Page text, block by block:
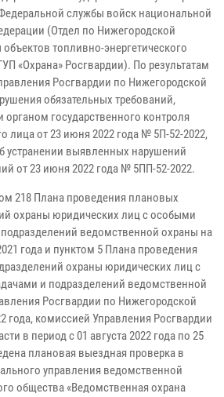
службы войск национальной
(Отдел по Нижегородской
топливно-энергетического
«Охрана» Росгвардии). По результатам
Росгвардии по Нижегородской
обязательных требований,
органом государственного контроля
лица от 23 июня 2022 года № 5П-52-2022,
устранении выявленных нарушений
от 23 июня 2022 года № 5ПП-52-2022.
218 Плана проведения плановых
охраны юридических лиц с особыми
ведомственной охраны на
года и пунктом 5 Плана проведения
охраны юридических лиц с
и подразделений ведомственной
Росгвардии по Нижегородской
года, комиссией Управления Росгвардии
в период с 01 августа 2022 года по 25
плановая выездная проверка в
управления ведомственной
общества «Ведомственная охрана